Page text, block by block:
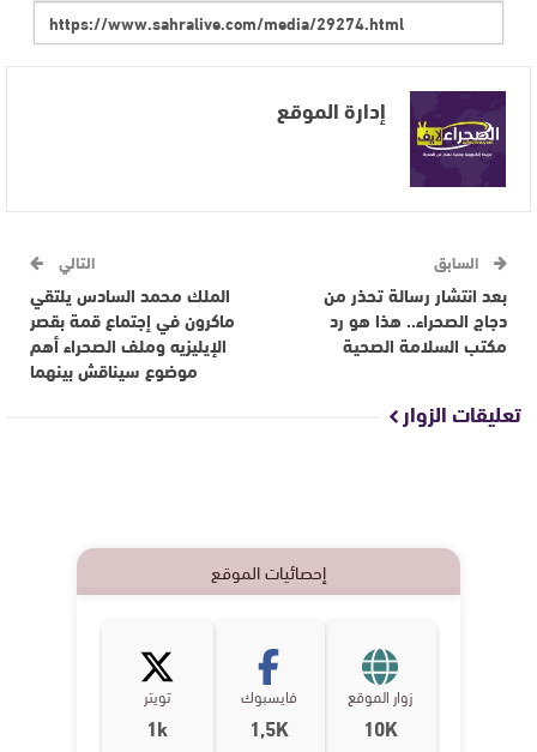
إدارة الموقع
السابق
بعد انتشار رسالة تحذر من
دجاج الصحراء.. هذا هو رد
مكتب السلامة الصحية
التالي
الملك محمد السادس يلتقي
ماكرون في إجتماع قمة بقصر
الإيليزيه وملف الصحراء أهم
موضوع سيناقش بينهما
تعليقات الزوار
إحصائيات الموقع
زوار الموقع
10K
فايسبوك
1,5K
تويتر
1k